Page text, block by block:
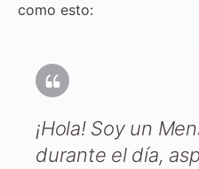
como esto:
¡Hola! Soy un
durante el día,